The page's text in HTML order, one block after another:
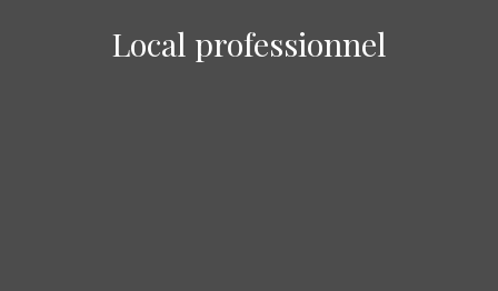
Local professionnel